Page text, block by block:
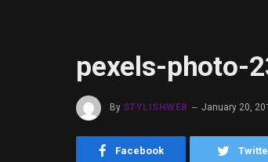
pexels-photo-
By STYLISHWEB January 20,
Facebook